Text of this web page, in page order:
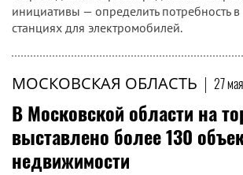
инициативы — определить потребность
станциях для электромобилей.
МОСКОВСКАЯ ОБЛАСТЬ | 27
В Московской области на
выставлено более 130
недвижимости